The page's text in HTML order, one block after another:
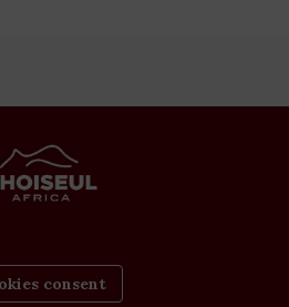
consent